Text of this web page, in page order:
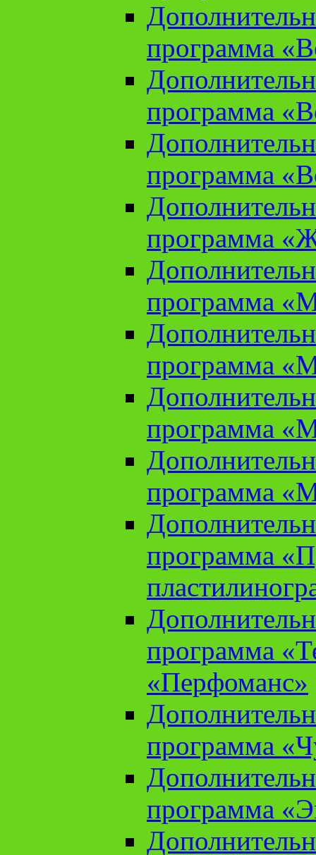
программа
программа
программа
программа
программа
программа
программа
программа
программа
программа
«Перфоманс»
программа
программа